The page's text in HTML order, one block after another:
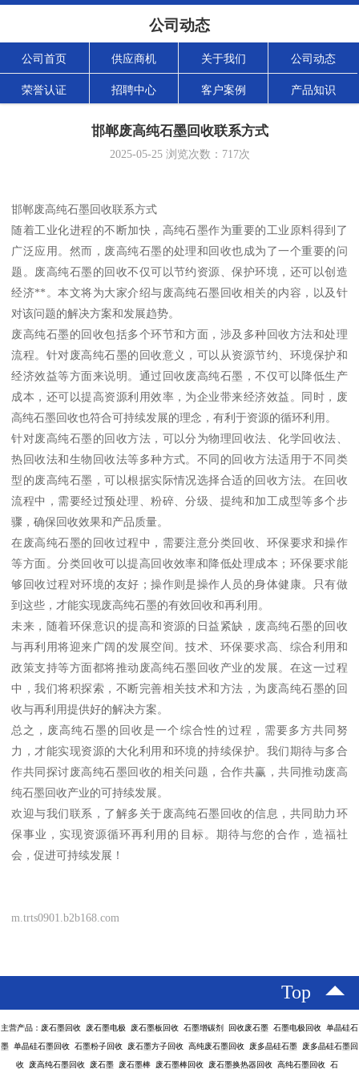
公司动态
公司首页 供应商机 关于我们 公司动态
荣誉认证 招聘中心 客户案例 产品知识
邯郸废高纯石墨回收联系方式
2025-05-25浏览次数： 717次
邯郸废高纯石墨回收联系方式
随着工业化进程的不断加快，高纯石墨作为重要的工业原料得到了
广泛应用。然而，废高纯石墨的处理和回收也成为了一个重要的问
题。废高纯石墨的回收不仅可以节约资源、保护环境，还可以创造
经济**。本文将为大家介绍与废高纯石墨回收相关的内容，以及针
对该问题的解决方案和发展趋势。
废高纯石墨的回收包括多个环节和方面，涉及多种回收方法和处理
流程。针对废高纯石墨的回收意义，可以从资源节约、环境保护和
经济效益等方面来说明。通过回收废高纯石墨，不仅可以降低生产
成本，还可以提高资源利用效率，为企业带来经济效益。同时，废
高纯石墨回收也符合可持续发展的理念，有利于资源的循环利用。
针对废高纯石墨的回收方法，可以分为物理回收法、化学回收法、
热回收法和生物回收法等多种方式。不同的回收方法适用于不同类
型的废高纯石墨，可以根据实际情况选择合适的回收方法。在回收
流程中，需要经过预处理、粉碎、分级、提纯和加工成型等多个步
骤，确保回收效果和产品质量。
在废高纯石墨的回收过程中，需要注意分类回收、环保要求和操作
等方面。分类回收可以提高回收效率和降低处理成本；环保要求能
够回收过程对环境的友好；操作则是操作人员的身体健康。只有做
到这些，才能实现废高纯石墨的有效回收和再利用。
未来，随着环保意识的提高和资源的日益紧缺，废高纯石墨的回收
与再利用将迎来广阔的发展空间。技术、环保要求高、综合利用和
政策支持等方面都将推动废高纯石墨回收产业的发展。在这一过程
中，我们将积探索，不断完善相关技术和方法，为废高纯石墨的回
收与再利用提供好的解决方案。
总之，废高纯石墨的回收是一个综合性的过程，需要多方共同努
力，才能实现资源的大化利用和环境的持续保护。我们期待与多合
作共同探讨废高纯石墨回收的相关问题，合作共赢，共同推动废高
纯石墨回收产业的可持续发展。
欢迎与我们联系，了解多关于废高纯石墨回收的信息，共同助力环
保事业，实现资源循环再利用的目标。期待与您的合作，造福社
会，促进可持续发展！
m.trts0901.b2b168.com
Top
主营产品：废石墨回收 废石墨电极 废石墨板回收 石墨增碳剂 回收废石墨 石墨电极回收 单晶硅石
墨 单晶硅石墨回收 石墨粉子回收 废石墨方子回收 高纯废石墨回收 废多晶硅石墨 废多晶硅石墨回
收 废高纯石墨回收 废石墨 废石墨棒 废石墨棒回收 废石墨换热器回收 高纯石墨回收 石